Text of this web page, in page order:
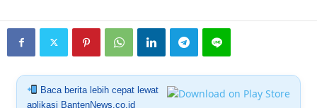
Baca berita lebih cepat lewat
aplikasi BantenNews.co.id